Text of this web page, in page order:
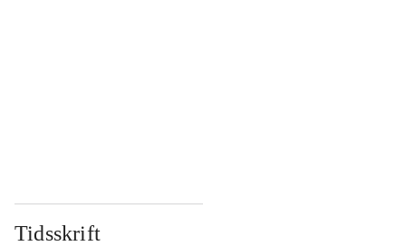
Tidsskrift